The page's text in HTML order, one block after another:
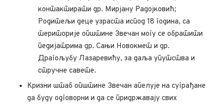
контактирати др. Мирјану Радојковић;
Родитељи деце узраста испод 18 година, са
територије општине Звечан могу се обратити
педијатрима др. Сањи Новокмет и др.
Драгољубу Лазаревићу, за даља упутства и
стручне савете.
Кризни штаб општине Звечан апелује на суграђане
да буду одговорни и да се придржавају свих